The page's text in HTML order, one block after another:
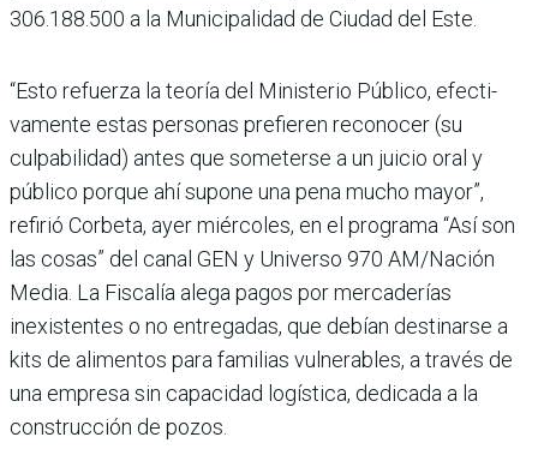
306.188.500 a la Municipalidad de Ciudad del Este.
“Esto refuerza la teoría del Ministerio Público, efecti­
vamente estas personas pre­fieren reconocer (su
culpabi­lidad) antes que someterse a un juicio oral y
público por­que ahí supone una pena mucho mayor”,
refirió Cor­beta, ayer miércoles, en el programa “Así son
las cosas” del canal GEN y Universo 970 AM/Nación
Media. La Fiscalía alega pagos por mercaderías
inexistentes o no entregadas, que debían destinarse a
kits de alimen­tos para familias vulnera­bles, a través de
una empresa sin capacidad logística, dedi­cada a la
construcción de pozos.